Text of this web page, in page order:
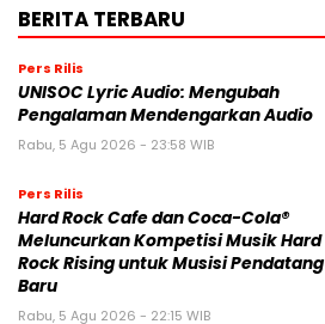
BERITA TERBARU
Pers Rilis
UNISOC Lyric Audio: Mengubah
Pengalaman Mendengarkan Audio
Rabu, 5 Agu 2026 - 23:58 WIB
Pers Rilis
Hard Rock Cafe dan Coca-Cola®
Meluncurkan Kompetisi Musik Hard
Rock Rising untuk Musisi Pendatang
Baru
Rabu, 5 Agu 2026 - 22:15 WIB